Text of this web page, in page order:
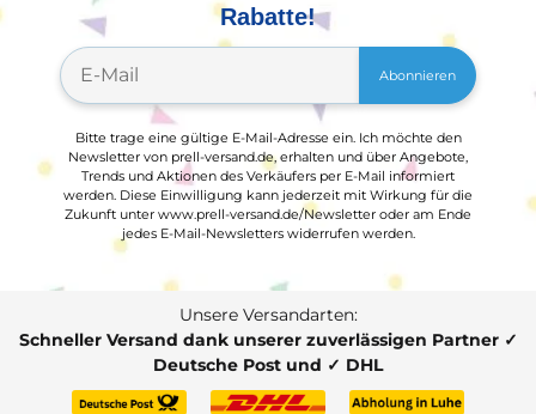
Rabatte!
Abonnieren
Bitte trage eine gültige E-Mail-Adresse ein. Ich möchte den
Newsletter von prell-versand.de, erhalten und über Angebote,
Trends und Aktionen des Verkäufers per E-Mail informiert
werden. Diese Einwilligung kann jederzeit mit Wirkung für die
Zukunft unter www.prell-versand.de/Newsletter oder am Ende
jedes E-Mail-Newsletters widerrufen werden.
Unsere Versandarten:
Schneller Versand dank unserer zuverlässigen Partner ✓
Deutsche Post und ✓ DHL